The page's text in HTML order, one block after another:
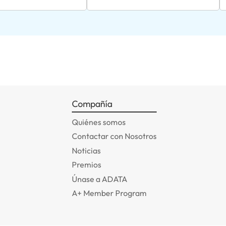
Compañía
Quiénes somos
Contactar con Nosotros
Noticias
Premios
Únase a ADATA
A+ Member Program